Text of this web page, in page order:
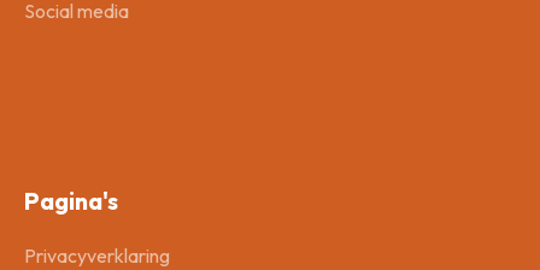
Social media
Pagina's
Privacyverklaring